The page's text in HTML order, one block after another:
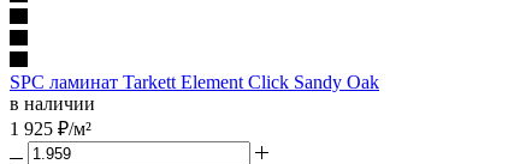
SPC ламинат Tarkett Element Click Sandy Oak
в наличии
1 925 ₽/м²